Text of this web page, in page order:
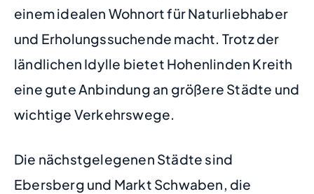
einem idealen Wohnort für Naturliebhaber
und Erholungssuchende macht. Trotz der
ländlichen Idylle bietet Hohenlinden Kreith
eine gute Anbindung an größere Städte und
wichtige Verkehrswege.
Die nächstgelegenen Städte sind
Ebersberg und Markt Schwaben, die